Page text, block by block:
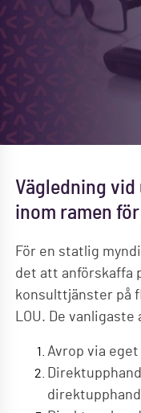
Vägledning
inom ramen för
För en statlig
det att anförskaffa
konsulttjänster på
LOU. De
Avrop via